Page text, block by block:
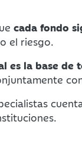
cada fondo
el riesgo.
es la base de